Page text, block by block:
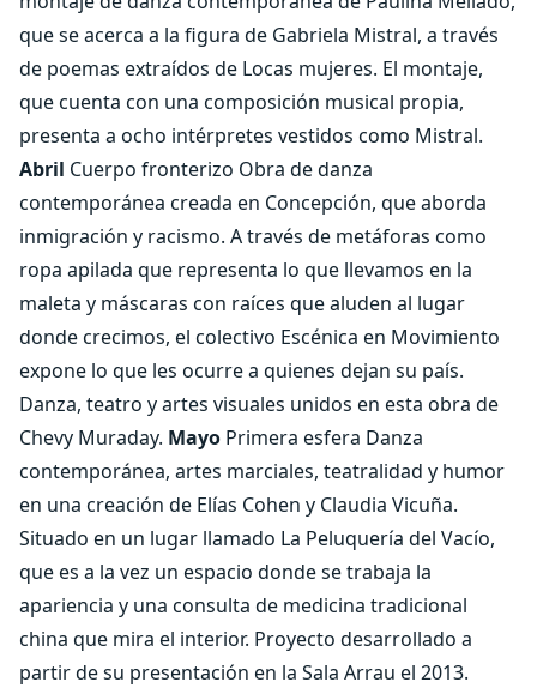
que se acerca a la figura de Gabriela Mistral, a través
de poemas extraídos de Locas mujeres. El montaje,
que cuenta con una composición musical propia,
presenta a ocho intérpretes vestidos como Mistral.
Abril Cuerpo fronterizo Obra de danza
contemporánea creada en Concepción, que aborda
inmigración y racismo. A través de metáforas como
ropa apilada que representa lo que llevamos en la
maleta y máscaras con raíces que aluden al lugar
donde crecimos, el colectivo Escénica en Movimiento
expone lo que les ocurre a quienes dejan su país.
Danza, teatro y artes visuales unidos en esta obra de
Chevy Muraday. Mayo Primera esfera Danza
contemporánea, artes marciales, teatralidad y humor
en una creación de Elías Cohen y Claudia Vicuña.
Situado en un lugar llamado La Peluquería del Vacío,
que es a la vez un espacio donde se trabaja la
apariencia y una consulta de medicina tradicional
china que mira el interior. Proyecto desarrollado a
partir de su presentación en la Sala Arrau el 2013.